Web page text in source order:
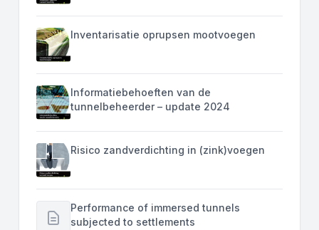
Inventarisatie oprupsen mootvoegen
Informatiebehoeften van de
tunnelbeheerder – update 2024
Risico zandverdichting in (zink)voegen
Performance of immersed tunnels
subjected to settlements